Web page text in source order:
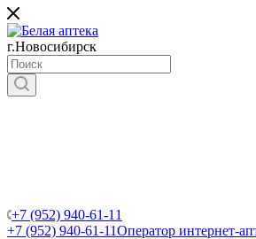
г.Новосибирск
+7 (952) 940-61-11
+7 (952) 940-61-11Оператор интернет-